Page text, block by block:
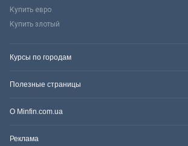
Купить евро
Купить злотый
Курсы по городам
Полезные страницы
О Minfin.com.ua
Реклама